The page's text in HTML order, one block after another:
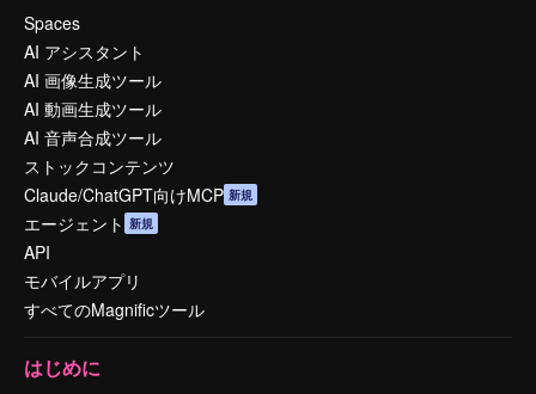
Spaces
AI アシスタント
AI 画像生成ツール
AI 動画生成ツール
AI 音声合成ツール
ストックコンテンツ
Claude/ChatGPT向けMCP 新規
エージェント 新規
API
モバイルアプリ
すべてのMagnificツール
はじめに